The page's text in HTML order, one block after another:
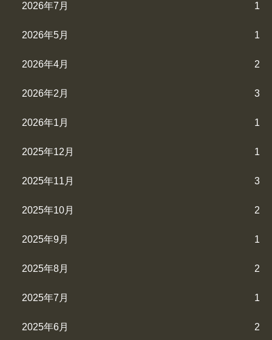
2026年7月 1
2026年5月 1
2026年4月 2
2026年2月 3
2026年1月 1
2025年12月 1
2025年11月 3
2025年10月 2
2025年9月 1
2025年8月 2
2025年7月 1
2025年6月 2